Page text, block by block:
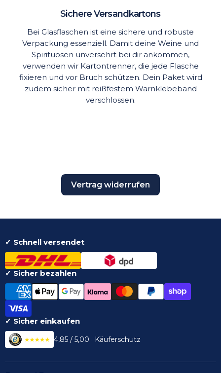
Sichere Versandkartons
Bei Glasflaschen ist eine sichere und robuste
Verpackung essenziell. Damit deine Weine und
Spirituosen unversehrt bei dir ankommen,
verwenden wir Kartontrenner, die jede Flasche
fixieren und vor Bruch schützen. Dein Paket wird
zudem sicher mit reißfestem Warnklebeband
verschlossen.
Vertrag widerrufen
✓ Schnell versendet
✓ Sicher bezahlen
✓ Sicher einkaufen
4,85 / 5,00 · Käuferschutz